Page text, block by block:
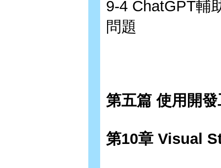
9-4 ChatGPT輔
問題
第五篇 使用開
第10章 Visual